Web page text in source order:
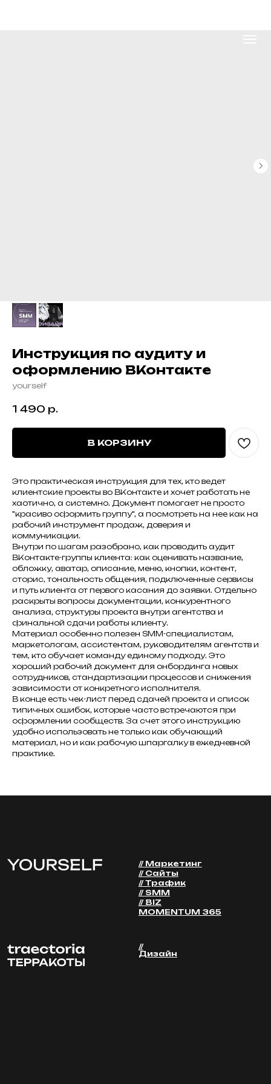
Инструкция по аудиту и
оформлению ВКонтакте
yourself
1 490 р.
В КОРЗИНУ
Это практическая инструкция для тех, кто ведет
клиентские проекты во ВКонтакте и хочет работать не
хаотично, а системно. Документ помогает не просто
"красиво оформить группу", а посмотреть на нее как на
рабочий инструмент продаж, доверия и
коммуникации.
Внутри по шагам разобрано, как проводить аудит
ВКонтакте-группы клиента: как оценивать название,
обложку, аватар, описание, меню, кнопки, контент,
сторис, тональность общения, подключенные сервисы
и путь клиента от первого касания до заявки. Отдельно
раскрыты вопросы документации, конкурентного
анализа, структуры проекта внутри агентства и
финальной сдачи работы клиенту.
Материал особенно полезен SMM-специалистам,
маркетологам, ассистентам, руководителям агентств и
тем, кто обучает команду единому подходу. Это
хороший рабочий документ для онбординга новых
сотрудников, стандартизации процессов и снижения
зависимости от конкретного исполнителя.
В конце есть чек-лист перед сдачей проекта и список
типичных ошибок, которые часто встречаются при
оформлении сообществ. За счет этого инструкцию
удобно использовать не только как обучающий
материал, но и как рабочую шпаргалку в ежедневной
практике.
// Сайты
// Трафик
// SMM
// BIZ
MOMENTUM 365
Оставить заявку